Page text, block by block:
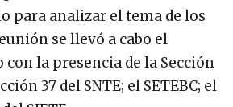
para analizar el tema de los
se llevó a cabo el
con la presencia de la Sección
37 del SNTE; el SETEBC; el